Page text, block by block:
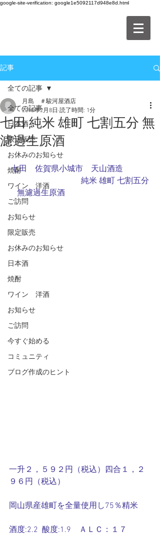
google-site-verification: google1e5092117d948e8d.html
記事
全ての記事
日本酒
限定販売
お休みのお知らせ
焼酎
ワイン 洋酒
ご訪問
お知らせ
限定販売
お休みのお知らせ
日本酒
焼酎
ワイン 洋酒
お知らせ
ご訪問
今すぐ始める
コミュニティ
ブログ作成のヒント
全ての記事
七田 純米 雄町 七割五分 無
濾過生原酒
月島 ＃駿河屋酒店
2018年2月8日 読了時間: 1分
七田　佐賀県小城市　天山酒造
純米 雄町 七割五分
無濾過生原酒
一升２，５９２円（税込）四合１，２
９６円（税込）
岡山県産雄町を全量使用し75％精米
酒度:2.2  酸度:1.9　ＡＬＣ：１７